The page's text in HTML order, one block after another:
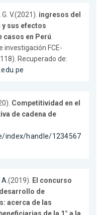
V.(2021). ingresos del
sus efectos
casos en Perú.
investigación FCE-
Recuperado de:
Competitividad en el
de cadena de
index/handle/1234567
A.(2019). El concurso
de
acerca de las